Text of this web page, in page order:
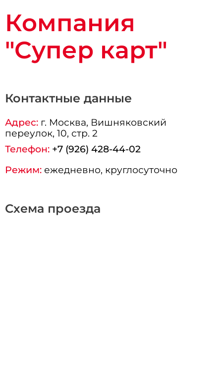
Компания
"Супер карт"
Схема проезда
Контактные данные
Адрес: г. Москва, Вишняковский
переулок, 10, стр. 2
Телефон: +7 (926) 428-44-02
Режим: ежедневно, круглосуточно